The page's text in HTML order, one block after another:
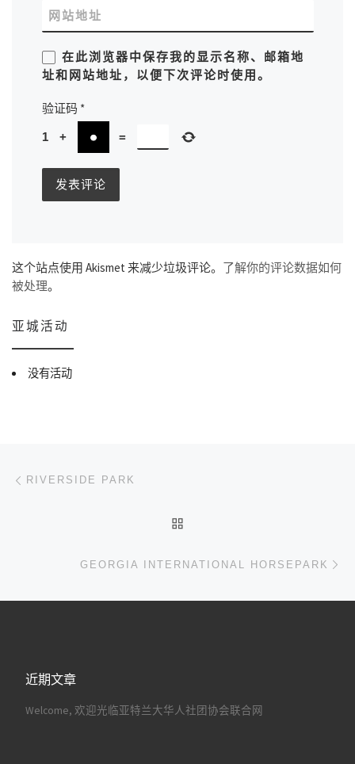
网站地址
在此浏览器中保存我的显示名称、邮箱地
址和网站地址，以便下次评论时使用。
验证码 *
1 + =
这个站点使用 Akismet 来减少垃圾评论。 了解你的评论数据如何
被处理。
亚城活动
没有活动
文章导航
RIVERSIDE PARK
GEORGIA INTERNATIONAL HORSEPARK
近期文章
Welcome, 欢迎光临亚特兰大华人社团协会联合网